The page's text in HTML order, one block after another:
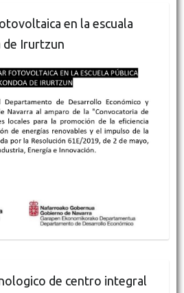
en la escuala
de Irurtzun
de centro integral